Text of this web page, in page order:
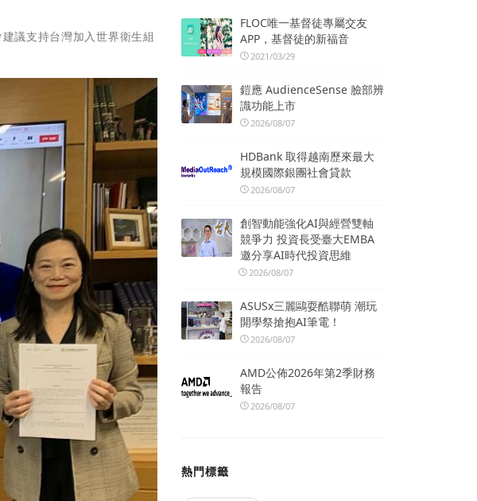
議支持台灣加入世界衛生組
FLOC唯一基督徒專屬交友
APP，基督徒的新福音
2021/03/29
鎧應 AudienceSense 臉部辨
識功能上市
2026/08/07
HDBank 取得越南歷來最大
規模國際銀團社會貸款
2026/08/07
創智動能強化AI與經營雙軸
競爭力 投資長受臺大EMBA
邀分享AI時代投資思維
2026/08/07
ASUSx三麗鷗耍酷聯萌 潮玩
開學祭搶抱AI筆電！
2026/08/07
AMD公佈2026年第2季財務
報告
2026/08/07
熱門標籤